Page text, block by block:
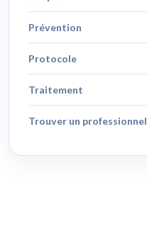
Prévention
Protocole
Traitement
Trouver un professionnel